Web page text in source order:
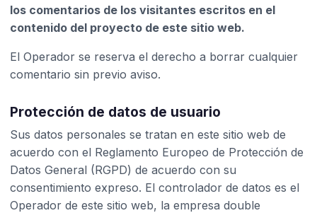
los comentarios de los visitantes escritos en el
contenido del proyecto de este sitio web.
El Operador se reserva el derecho a borrar cualquier
comentario sin previo aviso.
Protección de datos de usuario
Sus datos personales se tratan en este sitio web de
acuerdo con el Reglamento Europeo de Protección de
Datos General (RGPD) de acuerdo con su
consentimiento expreso. El controlador de datos es el
Operador de este sitio web, la empresa double